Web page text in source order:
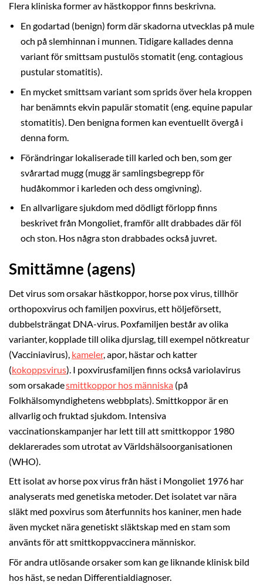
Flera kliniska former av hästkoppor finns beskrivna.
En godartad (benign) form där skadorna utvecklas på mule
och på slemhinnan i munnen. Tidigare kallades denna
variant för smittsam pustulös stomatit (eng. contagious
pustular stomatitis).
En mycket smittsam variant som sprids över hela kroppen
har benämnts ekvin papulär stomatit (eng. equine papular
stomatitis). Den benigna formen kan eventuellt övergå i
denna form.
Förändringar lokaliserade till karled och ben, som ger
svårartad mugg (mugg är samlingsbegrepp för
hudåkommor i karleden och dess omgivning).
En allvarligare sjukdom med dödligt förlopp finns
beskrivet från Mongoliet, framför allt drabbades där föl
och ston. Hos några ston drabbades också juvret.
Smittämne (agens)
Det virus som orsakar hästkoppor, horse pox virus, tillhör
orthopoxvirus och familjen poxvirus, ett höljeförsett,
dubbelsträngat DNA-virus. Poxfamiljen består av olika
varianter, kopplade till olika djurslag, till exempel nötkreatur
(Vacciniavirus), kameler, apor, hästar och katter
(kokoppsvirus). I poxvirusfamiljen finns också variolavirus
som orsakadesmittkoppor hos människa (på
Folkhälsomyndighetens webbplats). Smittkoppor är en
allvarlig och fruktad sjukdom. Intensiva
vaccinationskampanjer har lett till att smittkoppor 1980
deklarerades som utrotat av Världshälsoorganisationen
(WHO).
Ett isolat av horse pox virus från häst i Mongoliet 1976 har
analyserats med genetiska metoder. Det isolatet var nära
släkt med poxvirus som återfunnits hos kaniner, men hade
även mycket nära genetiskt släktskap med en stam som
använts för att smittkoppvaccinera människor.
För andra utlösande orsaker som kan ge liknande klinisk bild
hos häst, se nedan Differentialdiagnoser.